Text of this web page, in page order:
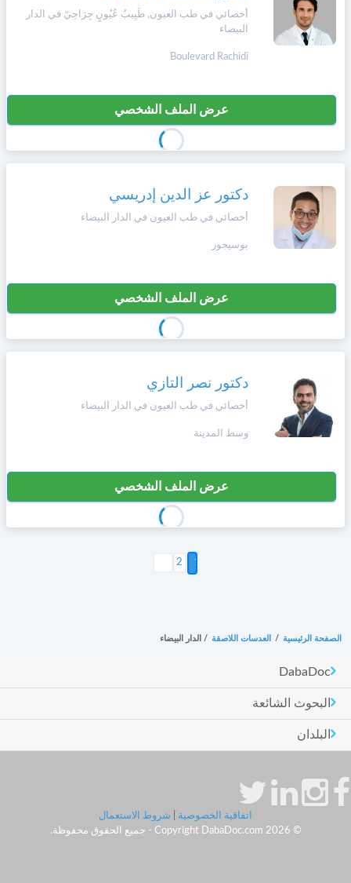
أخصائي في طب العيون, طَبِيبُ عُيُونٍ جِرَاحِيّ في الدار
البيضاء
Boulevard Rachidi
عرض الملف الشخصي
دكتور عز الدين إدريسي
أخصائي في طب العيون في الدار البيضاء
بوسيجور
عرض الملف الشخصي
دكتور نصر التازي
أخصائي في طب العيون في الدار البيضاء
وسط المدينة
عرض الملف الشخصي
2التالي >
الصفحة الرئيسية / العدسات اللاصقة / الدار البيضاء
DabaDoc
البحوث الشائعة
البلدان
اتفاقية الخصوصية
شروط الاستعمال
© Copyright DabaDoc.com 2026 - جميع الحقوق محفوظة.